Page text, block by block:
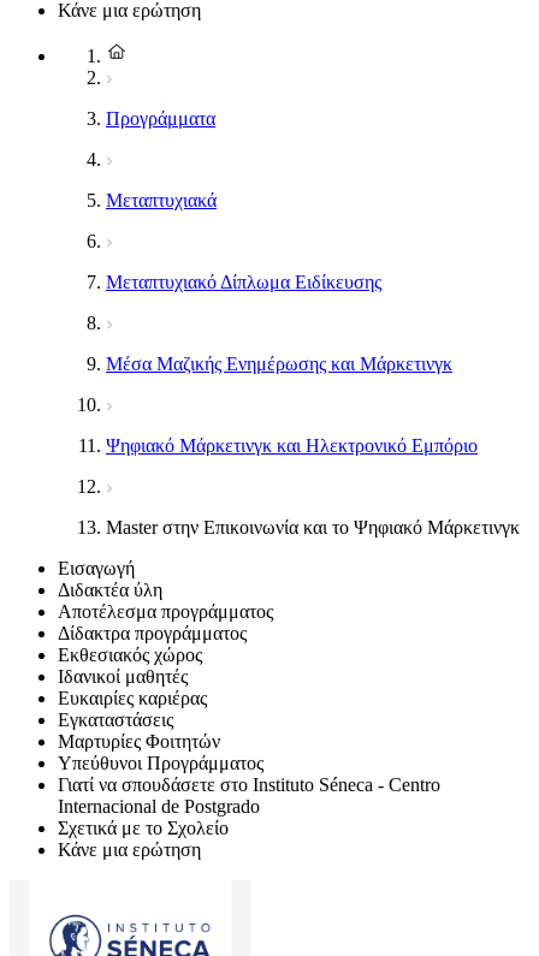
Κάνε μια ερώτηση
Προγράμματα
Μεταπτυχιακά
Μεταπτυχιακό Δίπλωμα Ειδίκευσης
Μέσα Μαζικής Ενημέρωσης και Μάρκετινγκ
Ψηφιακό Μάρκετινγκ και Ηλεκτρονικό Εμπόριο
Master στην Επικοινωνία και το Ψηφιακό Μάρκετινγκ
Εισαγωγή
Διδακτέα ύλη
Αποτέλεσμα προγράμματος
Δίδακτρα προγράμματος
Εκθεσιακός χώρος
Ιδανικοί μαθητές
Ευκαιρίες καριέρας
Εγκαταστάσεις
Μαρτυρίες Φοιτητών
Υπεύθυνοι Προγράμματος
Γιατί να σπουδάσετε στο Instituto Séneca - Centro
Internacional de Postgrado
Σχετικά με το Σχολείο
Κάνε μια ερώτηση